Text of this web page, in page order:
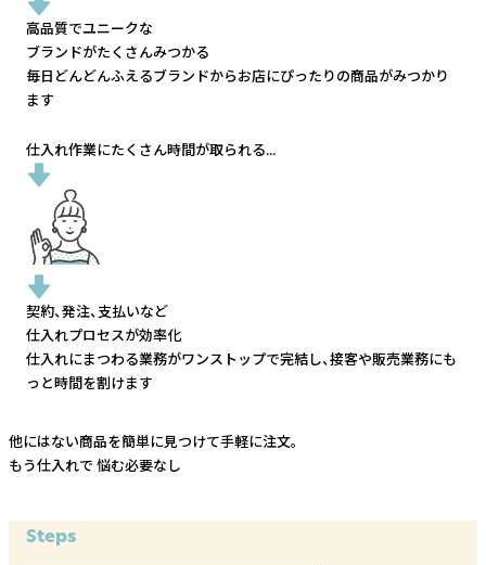
高品質でユニークな
ブランドがたくさんみつかる
毎日どんどんふえるブランドからお店にぴったりの商品がみつかり
ます
仕入れ作業にたくさん時間が取られる...
契約、発注、支払いなど
仕入れプロセスが効率化
仕入れにまつわる業務がワンストップで完結し、接客や販売業務にも
っと時間を割けます
他にはない商品を簡単に見つけて手軽に注文。
もう仕入れで 悩む必要なし
Steps